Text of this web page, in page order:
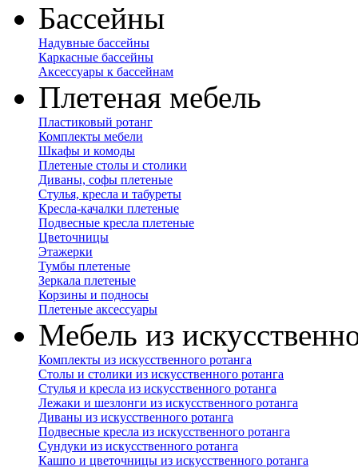
Бассейны
Надувные бассейны
Каркасные бассейны
Аксессуары к бассейнам
Плетеная мебель
Пластиковый ротанг
Комплекты мебели
Шкафы и комоды
Плетеные столы и столики
Диваны, софы плетеные
Стулья, кресла и табуреты
Кресла-качалки плетеные
Подвесные кресла плетеные
Цветочницы
Этажерки
Тумбы плетеные
Зеркала плетеные
Корзины и подносы
Плетеные аксессуары
Мебель из
Комплекты из искусственного ротанга
Столы и столики из искусственного ротанга
Стулья и кресла из искусственного ротанга
Лежаки и шезлонги из искусственного ротанга
Диваны из искусственного ротанга
Подвесные кресла из искусственного ротанга
Сундуки из искусственного ротанга
Кашпо и цветочницы из искусственного ротанга